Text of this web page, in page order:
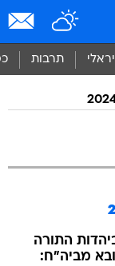
תרבות
התורה
מביה"ח: